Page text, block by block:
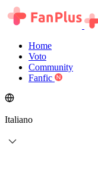
Home
Voto
Community
Fanfic
Italiano